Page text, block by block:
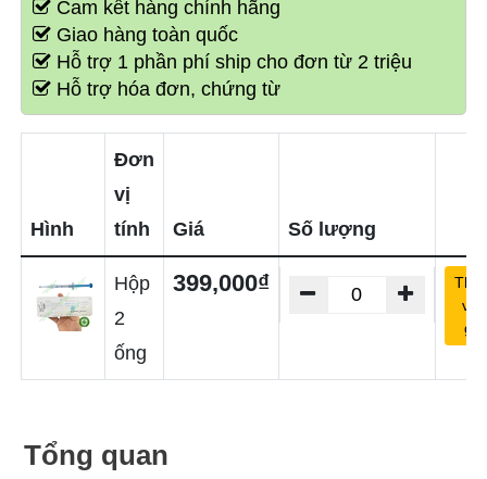
Cam kết hàng chính hãng
Giao hàng toàn quốc
Hỗ trợ 1 phần phí ship cho đơn từ 2 triệu
Hỗ trợ hóa đơn, chứng từ
Hình
Đơn
vị
tính
Giá Số lượng
Hộp
2
ống
399,000₫
vào
giỏ
Tổng quan